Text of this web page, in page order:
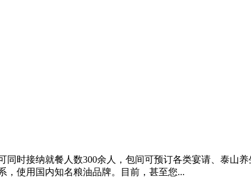
时接纳就餐人数300余人，包间可预订各类宴请、泰山
使用国内知名粮油品牌。目前，甚至您...